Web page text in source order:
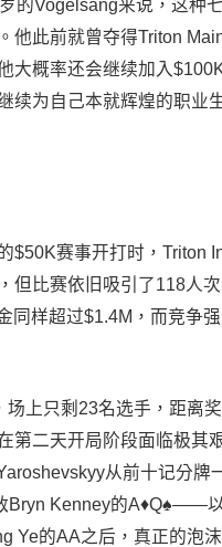
的Vogelsang来说，这种
他此前就曾夺得Triton
大概率还会继续加入
续为自己本就辉煌的职业
$50K赛事开打时，Triton
但比赛依旧吸引了118人
同样超过$1.4M，而竞争
场上只剩23名选手，距离
第二天开局阶段面临极其
从前十记分
Bryn Kenney的A♦Q♠——
Ye的AA之后，真正的泡